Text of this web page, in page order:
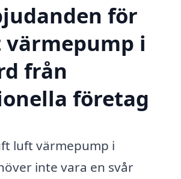
för
i
från
företag
luft värmepump i
inte vara en svår